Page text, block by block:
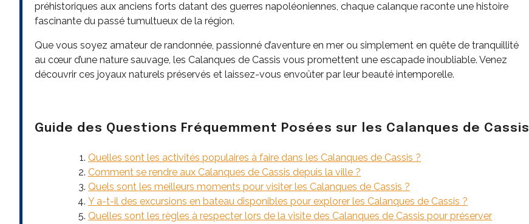
préhistoriques aux anciens forts datant des guerres napoléoniennes, chaque calanque raconte une histoire
fascinante du passé tumultueux de la région.
Que vous soyez amateur de randonnée, passionné d’aventure en mer ou simplement en quête de tranquillité
au cœur d’une nature sauvage, les Calanques de Cassis vous promettent une escapade inoubliable. Venez
découvrir ces joyaux naturels préservés et laissez-vous envoûter par leur beauté intemporelle.
Guide des Questions Fréquemment Posées sur les Calanques de Cassis
Quelles sont les activités populaires à faire dans les Calanques de Cassis ?
Comment se rendre aux Calanques de Cassis depuis la ville ?
Quels sont les meilleurs moments pour visiter les Calanques de Cassis ?
Y a-t-il des excursions en bateau disponibles pour explorer les Calanques de Cassis ?
Quelles sont les règles à respecter lors de la visite des Calanques de Cassis pour préserver